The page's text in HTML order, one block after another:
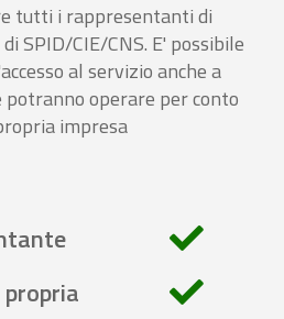
tutti i rappresentanti di
SPID/CIE/CNS. E' possibile
al servizio anche a
potranno operare per conto
impresa